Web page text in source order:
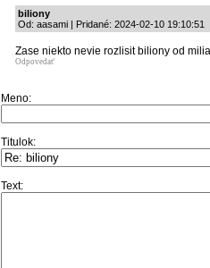
biliony
Od: aasami | Pridané: 2024-02-10 19:10:51
Zase niekto nevie rozlisit biliony od
Odpovedať
Meno:
Titulok:
Text: